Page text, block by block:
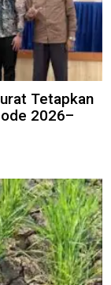
Tetapkan
2026–